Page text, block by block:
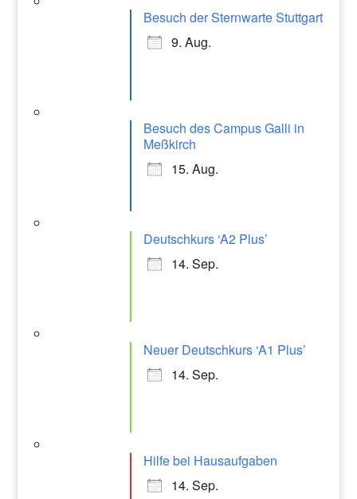
Besuch der Sternwarte Stuttgart
9. Aug.
Besuch des Campus Galli in
Meßkirch
15. Aug.
Deutschkurs ‘A2 Plus’
14. Sep.
Neuer Deutschkurs ‘A1 Plus’
14. Sep.
Hilfe bei Hausaufgaben
14. Sep.